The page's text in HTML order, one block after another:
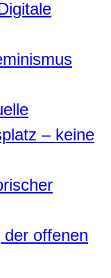
– keine
der offenen